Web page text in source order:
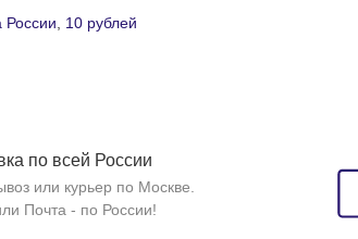
России 10 рублей
по всей России
или курьер по Москве.
Почта - по России!